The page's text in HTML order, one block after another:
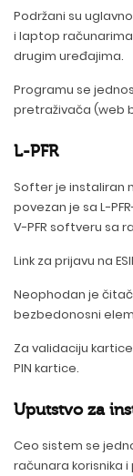
Podržani su
i laptop
drugim uređajima.
Programu se
pretraživača (web
L-PFR
Softer je instaliran
povezan je sa L-
V-PFR softveru sa
Link za prijavu na
Neophodan je
bezbedonosni
Za validaciju
PIN kartice.
Uputstvo za
Ceo sistem se
računara korisnika